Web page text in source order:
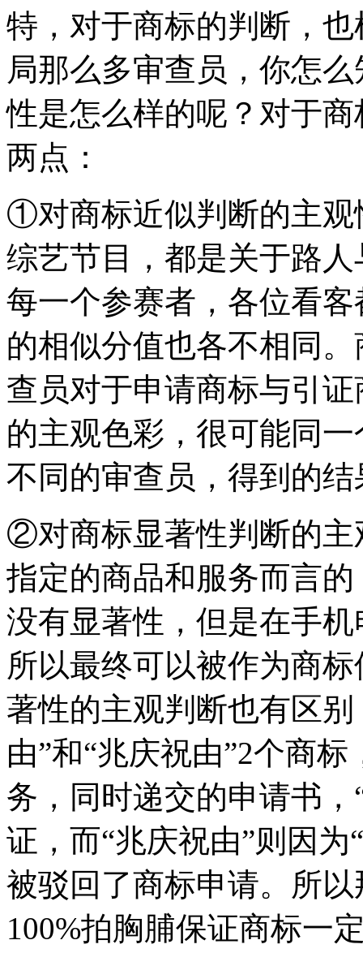
特，对于商标的判断，
局那么多审查员，你怎
性是怎么样的呢？对于
两点：
①对商标近似判断的主观
综艺节目，都是关于路
每一个参赛者，各位看
的相似分值也各不相同
查员对于申请商标与引
的主观色彩，很可能同
不同的审查员，得到的
②对商标显著性判断的主
指定的商品和服务而言
没有显著性，但是在手
所以最终可以被作为商
著性的主观判断也有区
由”和“兆庆祝由”2个商
务，同时递交的申请书
证，而“兆庆祝由”则因
被驳回了商标申请。所
100%拍胸脯保证商标一